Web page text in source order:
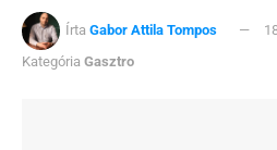
Írta Gabor Attila Tompos
Kategória Gasztro